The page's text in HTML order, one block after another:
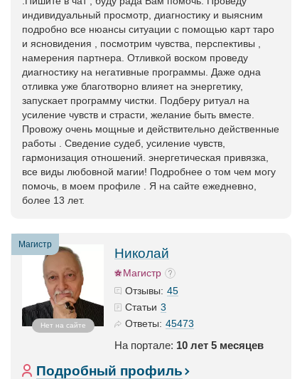
индивидуальный просмотр, диагностику и выясним
подробно все нюансы ситуации с помощью карт таро
и ясновидения , посмотрим чувства, перспективы ,
намерения партнера. Отливкой воском проведу
диагностику на негативные программы. Даже одна
отливка уже благотворно влияет на энергетику,
запускает программу чистки. Подберу ритуал на
усиление чувств и страсти, желание быть вместе.
Провожу очень мощные и действительно действенные
работы . Сведение судеб, усиление чувств,
гармонизация отношений. энергетическая привязка,
все виды любовной магии! Подробнее о том чем могу
помочь, в моем профиле . Я на сайте ежедневно,
более 13 лет.
Магистр
Нет на сайте
Николай
Магистр
Отзывы: 45
Статьи 3
Ответы: 45473
На портале: 10 лет 5 месяцев
Подробный профиль